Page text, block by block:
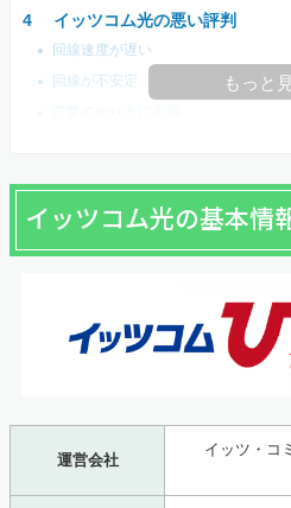
イッツコム光の悪い評判
回線速度が遅い
回線が不安定
もっと
イッツコム光の基本情
運営会社
イッツ・コ